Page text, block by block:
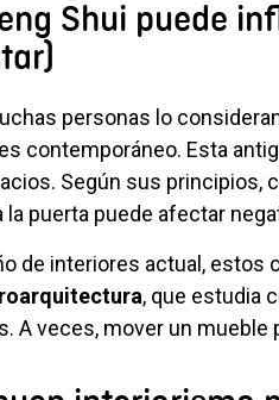
Shui puede
personas lo
contemporáneo. Esta
Según sus principios,
la puerta puede afectar
de interiores actual,
, que estudia
A veces, mover un mueble